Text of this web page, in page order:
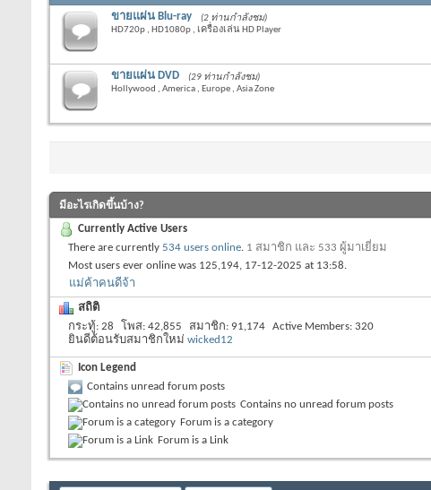
ขายแผ่น Blu-ray
(2 ท่านกำลังชม)
HD720p , HD1080p , เครื่องเล่น HD Player
ขายแผ่น DVD
(29 ท่านกำลังชม)
Hollywood , America , Europe , Asia Zone
มีอะไรเกิดขึ้นบ้าง?
Currently Active Users
There are currently 534 users online. 1 สมาชิก และ 533 ผู้มาเยี่ยม
Most users ever online was 125,194, 17-12-2025 at 13:58.
แม่ค้าคนดีจ้า
สถิติ
กระทู้ 28 โพส 42,855 สมาชิก 91,174 Active Members 320
ยินดีต้อนรับสมาชิกใหม่ wicked12
Icon Legend
Contains unread forum posts
Contains no unread forum posts
Forum is a category
Forum is a Link